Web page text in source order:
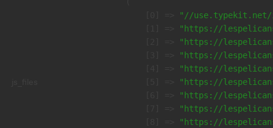
"//
"https://
"https://
"https://
"https://
"https://
"https://
"https://
"https://